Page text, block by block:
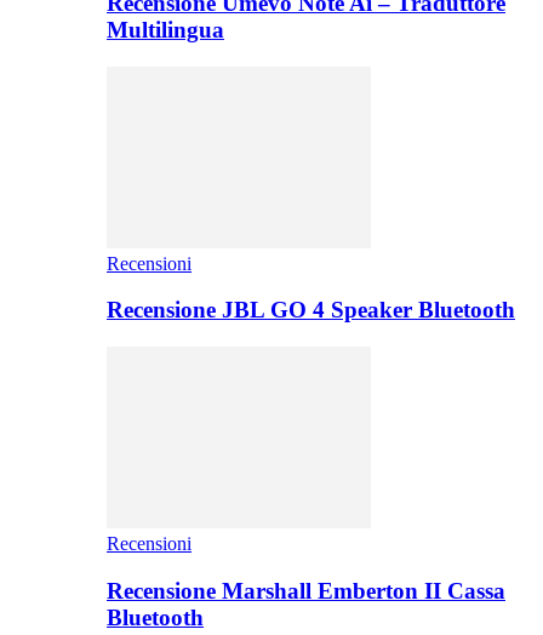
Multilingua
Recensioni
Recensione JBL GO 4 Speaker Bluetooth
Recensioni
Recensione Marshall Emberton II Cassa
Bluetooth